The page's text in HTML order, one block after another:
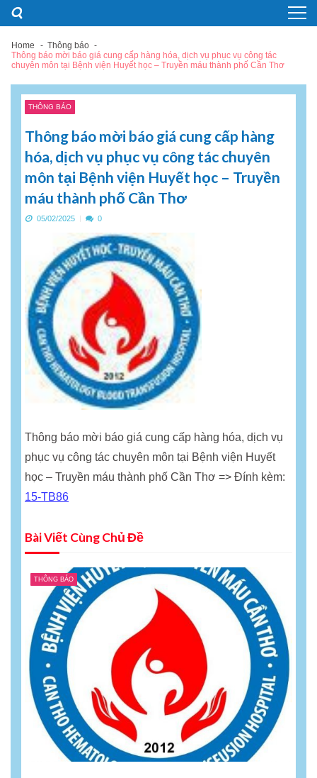
Skip
navigation
Skip
content
Home
Thông báo
Thông báo mời báo giá cung cấp hàng hóa, dịch vụ phục vụ công tác
chuyên môn tại Bệnh viện Huyết học – Truyền máu thành phố Cần Thơ
THÔNG BÁO
Thông báo mời báo giá cung cấp hàng
hóa, dịch vụ phục vụ công tác chuyên
môn tại Bệnh viện Huyết học – Truyền
máu thành phố Cần Thơ
05/02/2025 0
Thông báo mời báo giá cung cấp hàng hóa, dịch vụ
phục vụ công tác chuyên môn tại Bệnh viện Huyết
học – Truyền máu thành phố Cần Thơ => Đính kèm:
15-TB86
Bài Viết Cùng Chủ Đề
THÔNG BÁO